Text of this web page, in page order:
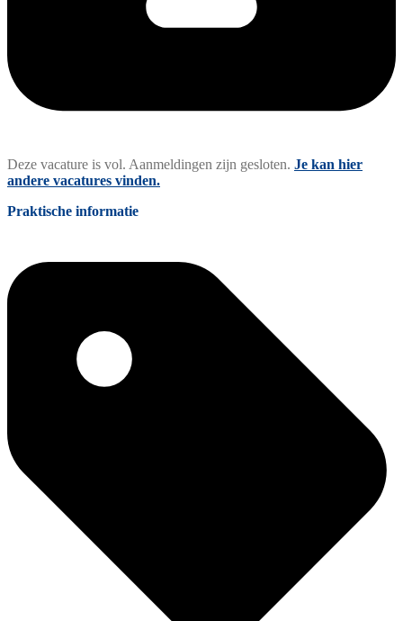
Deze vacature is vol. Aanmeldingen zijn gesloten. Je kan hier
andere vacatures vinden.
Praktische informatie